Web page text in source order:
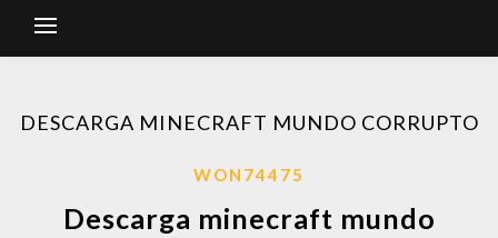
DESCARGA MINECRAFT MUNDO CORRUPTO
WON74475
Descarga minecraft mundo